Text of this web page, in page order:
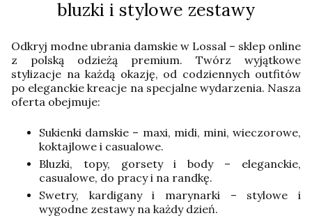
bluzki i stylowe zestawy
Odkryj modne ubrania damskie w Lossal – sklep online
z polską odzieżą premium. Twórz wyjątkowe
stylizacje na każdą okazję, od codziennych outfitów
po eleganckie kreacje na specjalne wydarzenia. Nasza
oferta obejmuje:
Sukienki damskie – maxi, midi, mini, wieczorowe,
koktajlowe i casualowe.
Bluzki, topy, gorsety i body – eleganckie,
casualowe, do pracy i na randkę.
Swetry, kardigany i marynarki – stylowe i
wygodne zestawy na każdy dzień.